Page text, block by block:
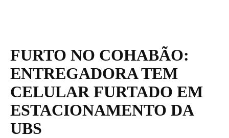
FURTO NO COHABÃO:
ENTREGADORA TEM
CELULAR FURTADO EM
ESTACIONAMENTO DA
UBS